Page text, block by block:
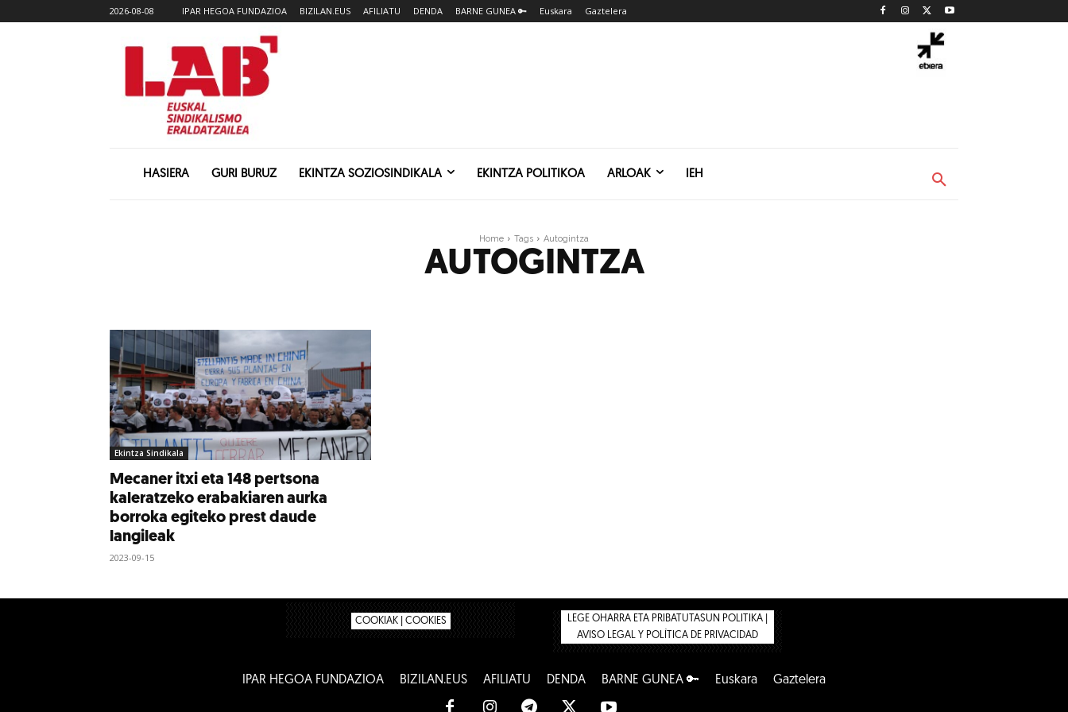
2026-08-08 IPAR HEGOA FUNDAZIOA BIZILAN.EUS AFILIATU DENDA BARNE GUNEA 🔑 Euskara Gaztelera
HASIERA GURI BURUZ EKINTZA SOZIOSINDIKALA EKINTZA POLITIKOA ARLOAK IEH
Home Tags Autogintza
AUTOGINTZA
Ekintza Sindikala
Mecaner itxi eta 148 pertsona
kaleratzeko erabakiaren aurka
borroka egiteko prest daude
langileak
2023-09-15
COOKIAK | COOKIES
LEGE OHARRA ETA PRIBATUTASUN POLITIKA |
AVISO LEGAL Y POLÍTICA DE PRIVACIDAD
IPAR HEGOA FUNDAZIOA BIZILAN.EUS AFILIATU DENDA BARNE GUNEA 🔑 Euskara Gaztelera